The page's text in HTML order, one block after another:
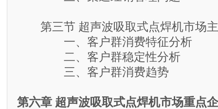
第三节 超声波吸取式点焊机市场主
一、客户群消费特征分析
二、客户群稳定性分析
三、客户群消费趋势
第六章 超声波吸取式点焊机市场重点